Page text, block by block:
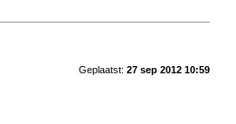
Geplaatst: 27 sep 2012 10:59